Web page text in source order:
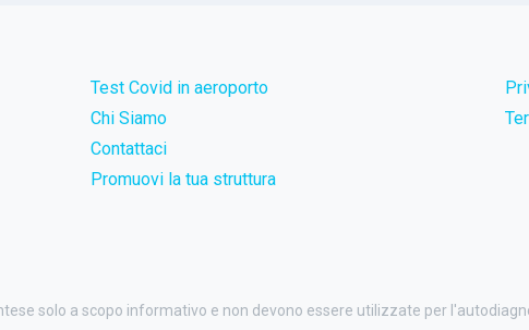
Test Covid in aeroporto
Chi Siamo
Contattaci
Promuovi la tua struttura
solo a scopo informativo e non devono essere utilizzate per